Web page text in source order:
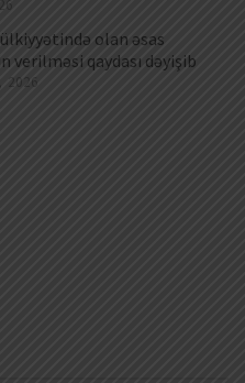
olan əsas
verilməsi qaydası dəyişib
2026